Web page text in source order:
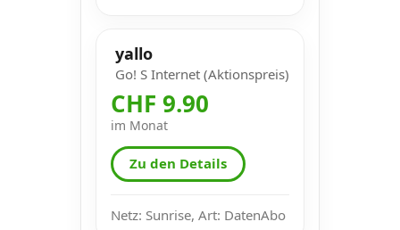
yallo
Go! S Internet (Aktionspreis)
CHF 9.90
im Monat
Zu den Details
Netz: Sunrise, Art: DatenAbo